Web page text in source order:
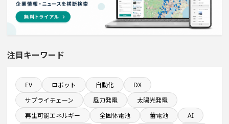
システム投資一覧
1000億円以上投資する設備新設計画
発電設備の導入を含む物流施設プロジェクト
情報通信事業を営む会社で10億円以上投資する設備新設
計画
注目キーワード
EV ロボット 自動化
DX
サプライチェーン
風力発電
太陽光発電
再生可能エネルギー
全固体電池 蓄電池
AI